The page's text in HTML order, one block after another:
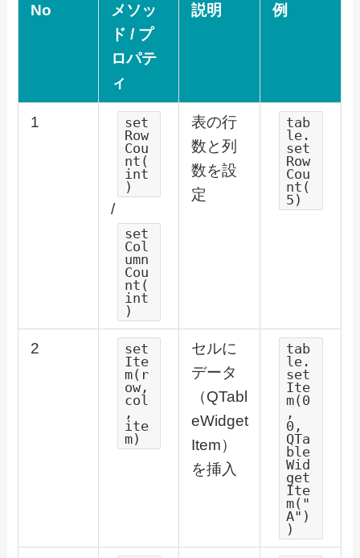
No
メソッ
ド / プ
ロパテ
ィ
説明 例
1
set
Row
Cou
nt(
int
)
/
set
Col
umn
Cou
nt(
int
)
表の行
数と列
数を設
定
tab
le.
set
Row
Cou
nt(
5)
2
set
Ite
m(r
ow,
col
,
ite
m)
セルに
データ
（QTabl
eWidget
Item）
を挿入
tab
le.
set
Ite
m(0
,
0,
QTa
ble
Wid
get
Ite
m("
A")
)